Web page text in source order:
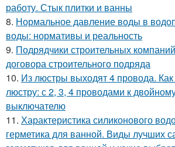
работу. Стык плитки и ванны
8. Нормальное давление воды в
воды: нормативы и реальность
9. Подрядчики строительных
договора строительного подряда
10. Из люстры выходят 4 провода.
люстру: с 2, 3, 4 проводами к
выключателю
11. Характеристика силиконового
герметика для ванной. Виды лучших